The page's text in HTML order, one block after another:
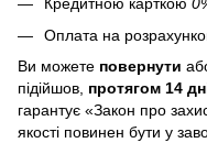
Кредитною карткою
Оплата на
Ви можете повернути
підійшов, протягом 14
гарантує «Закон про
якості повинен бути у